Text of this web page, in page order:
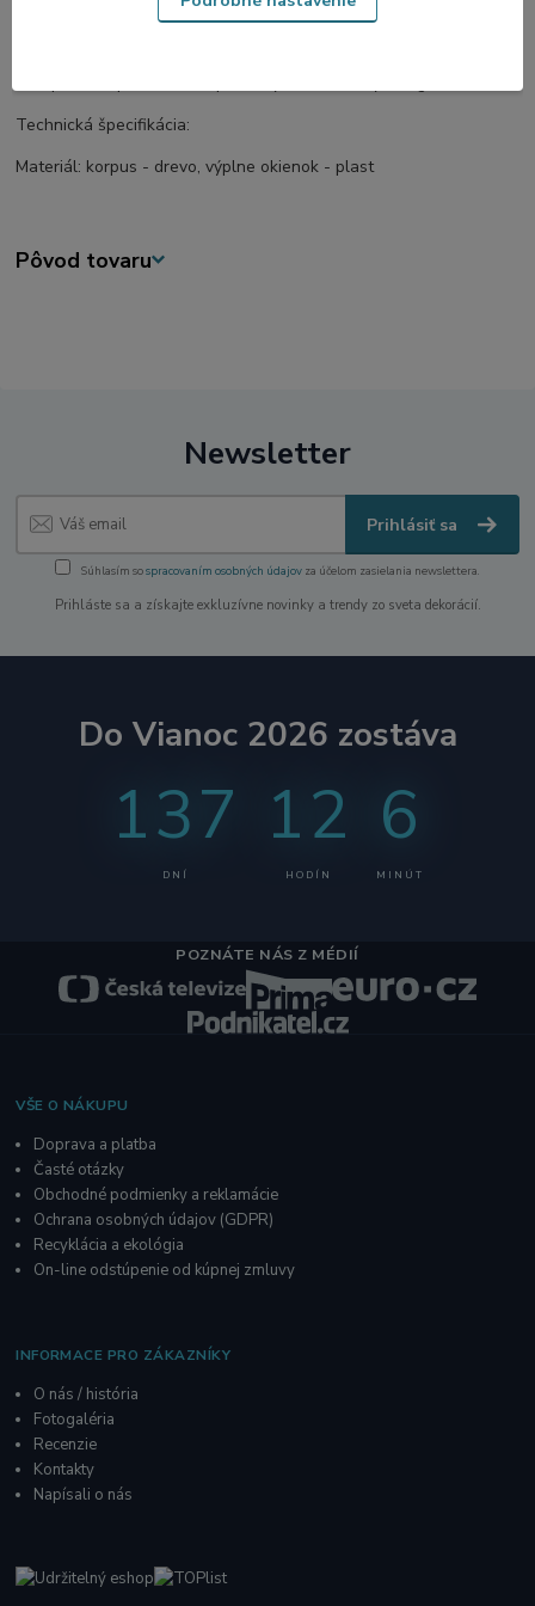
vyrábané našou spoločnosťou.
Technická špecifikácia:
Materiál: korpus - drevo, výplne okienok - plast
Pôvod tovaru
Newsletter
Prihlásiť sa
Súhlasím sospracovaním osobných údajov za účelom zasielania newslettera.
Prihláste sa a získajte exkluzívne novinky a trendy zo sveta dekorácií.
Do Vianoc 2026 zostáva
137
DNÍ
12
HODÍN
6
MINÚT
POZNÁTE NÁS Z MÉDIÍ
VŠE O NÁKUPU
Doprava a platba
Časté otázky
Obchodné podmienky a reklamácie
Ochrana osobných údajov (GDPR)
Recyklácia a ekológia
On-line odstúpenie od kúpnej zmluvy
INFORMACE PRO ZÁKAZNÍKY
O nás / história
Fotogaléria
Recenzie
Kontakty
Napísali o nás